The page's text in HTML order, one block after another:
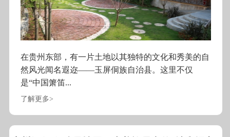
在贵州东部，有一片土地以其独特的文化和秀美的自
然风光闻名遐迩——玉屏侗族自治县。这里不仅
是“中国箫笛...
了解更多>